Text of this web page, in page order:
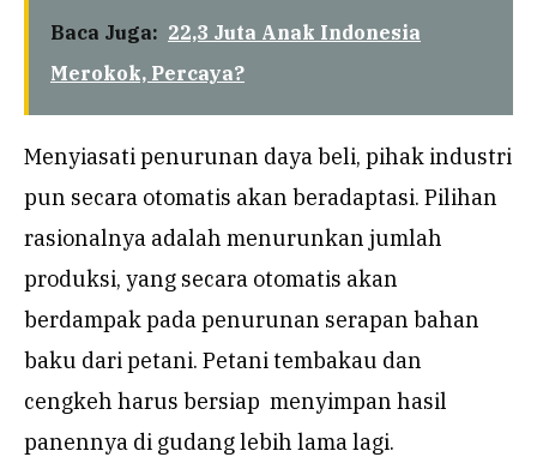
Baca Juga: 22,3 Juta Anak Indonesia
Merokok, Percaya?
Menyiasati penurunan daya beli, pihak industri
pun secara otomatis akan beradaptasi. Pilihan
rasionalnya adalah menurunkan jumlah
produksi, yang secara otomatis akan
berdampak pada penurunan serapan bahan
baku dari petani. Petani tembakau dan
cengkeh harus bersiap menyimpan hasil
panennya di gudang lebih lama lagi.